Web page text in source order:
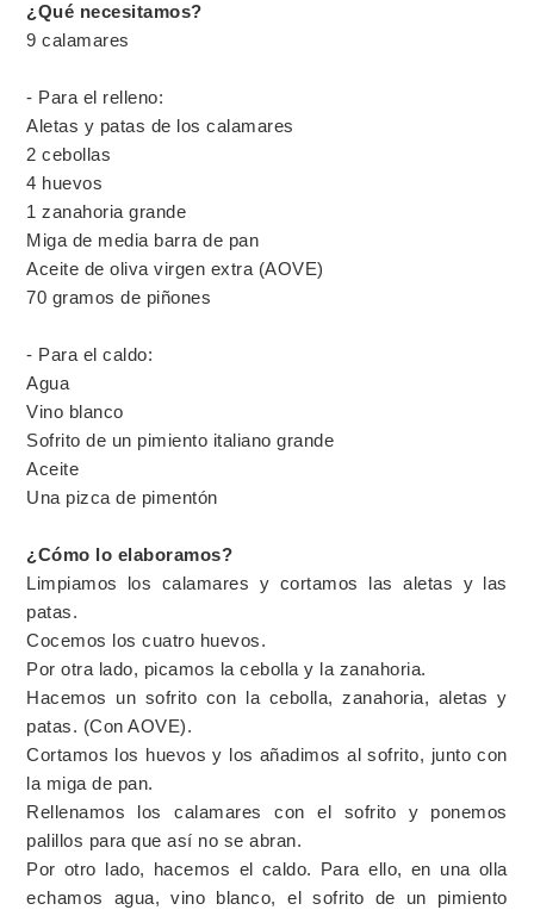
¿Qué necesitamos?
9 calamares
- Para el relleno:
Aletas y patas de los calamares
2 cebollas
4 huevos
1 zanahoria grande
Miga de media barra de pan
Aceite de oliva virgen extra (AOVE)
70 gramos de piñones
- Para el caldo:
Agua
Vino blanco
Sofrito de un pimiento italiano grande
Aceite
Una pizca de pimentón
¿Cómo lo elaboramos?
Limpiamos los calamares y cortamos las aletas y las
patas.
Cocemos los cuatro huevos.
Por otra lado, picamos la cebolla y la zanahoria.
Hacemos un sofrito con la cebolla, zanahoria, aletas y
patas. (Con AOVE).
Cortamos los huevos y los añadimos al sofrito, junto con
la miga de pan.
Rellenamos los calamares con el sofrito y ponemos
palillos para que así no se abran.
Por otro lado, hacemos el caldo. Para ello, en una olla
echamos agua, vino blanco, el sofrito de un pimiento